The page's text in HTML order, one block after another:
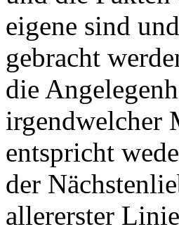
eigene sind
gebracht
die
irgendwelcher
entspricht
der
allererster